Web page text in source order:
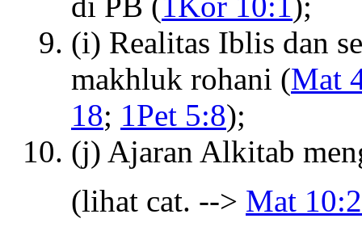
(i) Realitas Iblis dan
makhluk rohani (Mat
18; 1Pet 5:8);
(j) Ajaran Alkitab
(lihat cat. --> Mat